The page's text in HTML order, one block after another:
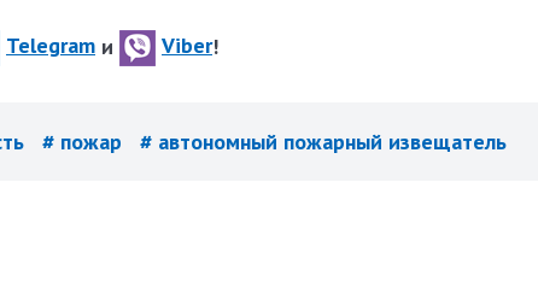
Telegram и Viber!
# пожар # автономный пожарный извещатель